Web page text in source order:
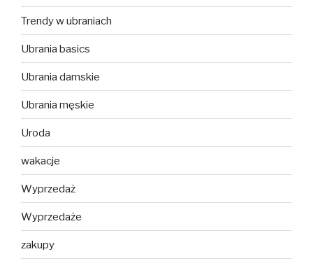
Trendy w ubraniach
Ubrania basics
Ubrania damskie
Ubrania męskie
Uroda
wakacje
Wyprzedaż
Wyprzedaże
zakupy